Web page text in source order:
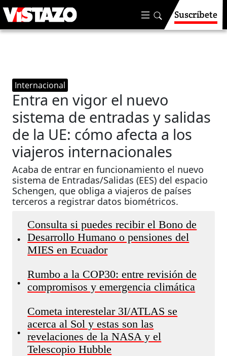
Suscríbete
Internacional
Entra en vigor el nuevo
sistema de entradas y salidas
de la UE: cómo afecta a los
viajeros internacionales
Acaba de entrar en funcionamiento el nuevo
sistema de Entradas/Salidas (EES) del espacio
Schengen, que obliga a viajeros de países
terceros a registrar datos biométricos.
•
Consulta si puedes recibir el Bono de
Desarrollo Humano o pensiones del
MIES en Ecuador
•
Rumbo a la COP30: entre revisión de
compromisos y emergencia climática
•
Cometa interestelar 3I/ATLAS se
acerca al Sol y estas son las
revelaciones de la NASA y el
Telescopio Hubble